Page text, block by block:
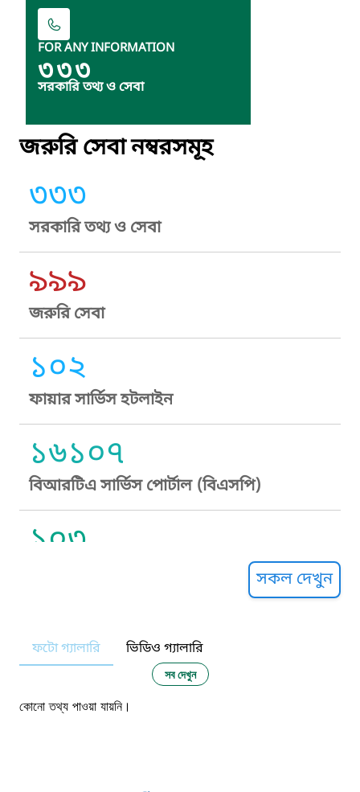
FOR ANY INFORMATION
৩৩৩
সরকারি তথ্য ও সেবা
জরুরি সেবা নম্বরসমূহ
৩৩৩
সরকারি তথ্য ও সেবা
৯৯৯
জরুরি সেবা
১০২
ফায়ার সার্ভিস হটলাইন
১৬১০৭
বিআরটিএ সার্ভিস পোর্টাল (বিএসপি)
১০৩
নারী ও শিশু নির্যাতন প্রতিরোধ
১০৬
সকল দেখুন
ফটো গ্যালারি ভিডিও গ্যালারি
সব দেখুন
কোনো তথ্য পাওয়া যায়নি।